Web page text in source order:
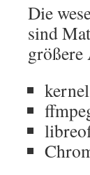
Die
sind
größere